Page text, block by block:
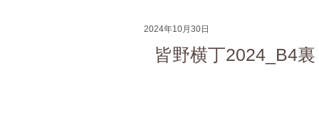
2024年10月30日
皆野横丁2024_B4